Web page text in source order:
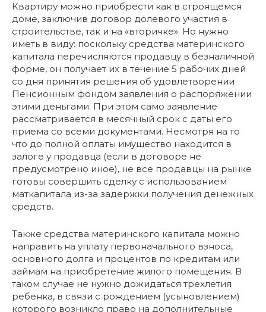
Квартиру можно приобрести как в строящемся
доме, заключив договор долевого участия в
строительстве, так и на «вторичке». Но нужно
иметь в виду: поскольку средства материнского
капитала перечисляются продавцу в безналичной
форме, он получает их в течение 5 рабочих дней
со дня принятия решения об удовлетворении
Пенсионным фондом заявления о распоряжении
этими деньгами. При этом само заявление
рассматривается в месячный срок с даты его
приема со всеми документами. Несмотря на то
что до полной оплаты имущество находится в
залоге у продавца (если в договоре не
предусмотрено иное), не все продавцы на рынке
готовы совершить сделку с использованием
маткапитала из-за задержки получения денежных
средств.
Также средства материнского капитала можно
направить на уплату первоначального взноса,
основного долга и процентов по кредитам или
займам на приобретение жилого помещения. В
таком случае не нужно дожидаться трехлетия
ребенка, в связи с рождением (усыновлением)
которого возникло право на дополнительные